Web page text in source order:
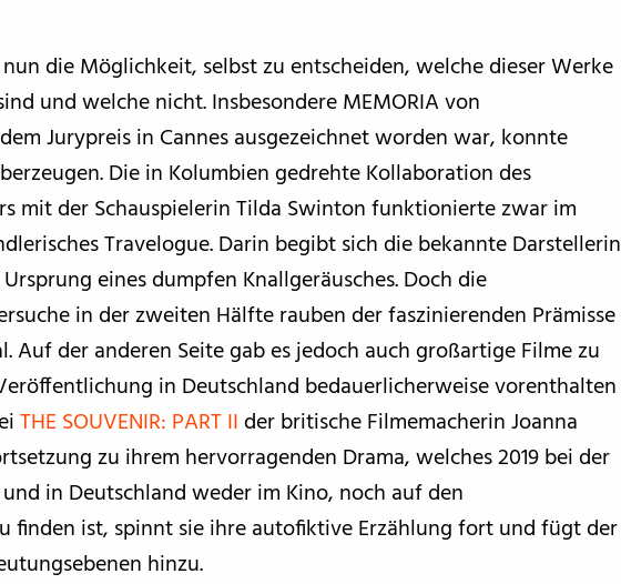
die Möglichkeit, selbst zu entscheiden, welche dieser Werke
und welche nicht. Insbesondere MEMORIA von
Jurypreis in Cannes ausgezeichnet worden war, konnte
Die in Kolumbien gedrehte Kollaboration des
mit der Schauspielerin Tilda Swinton funktionierte zwar im
Travelogue. Darin begibt sich die bekannte Darstellerin
eines dumpfen Knallgeräusches. Doch die
in der zweiten Hälfte rauben der faszinierenden Prämisse
Auf der anderen Seite gab es jedoch auch großartige Filme zu
in Deutschland bedauerlicherweise vorenthalten
THE SOUVENIR: PART IIder britische Filmemacherin Joanna
zu ihrem hervorragenden Drama, welches 2019 bei der
in Deutschland weder im Kino, noch auf den
finden ist, spinnt sie ihre autofiktive Erzählung fort und fügt der
hinzu.